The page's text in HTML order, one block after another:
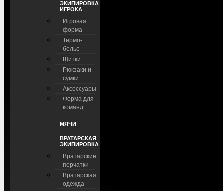
ЭКИПИРОВКА
ИГРОКА
Игровая
форма
Термо-
белье
Щитки
Рюкзаки и
сумки
Аксессуары
Форма для
команд
МЯЧИ
ВРАТАРСКАЯ
ЭКИПИРОВКА
Вратарские
перчатки
Вратарская
одежда